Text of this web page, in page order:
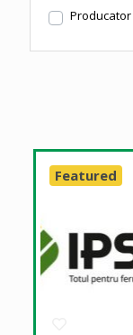
Producator
Featured